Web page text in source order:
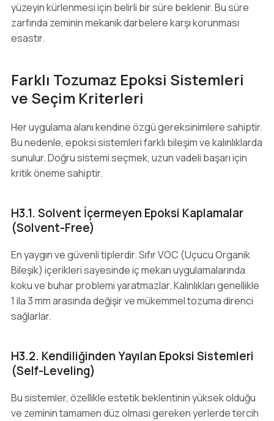
yüzeyin kürlenmesi için belirli bir süre beklenir. Bu süre
zarfında zeminin mekanik darbelere karşı korunması
esastır.
Farklı Tozumaz Epoksi Sistemleri
ve Seçim Kriterleri
Her uygulama alanı kendine özgü gereksinimlere sahiptir.
Bu nedenle, epoksi sistemleri farklı bileşim ve kalınlıklarda
sunulur. Doğru sistemi seçmek, uzun vadeli başarı için
kritik öneme sahiptir.
H3.1. Solvent İçermeyen Epoksi Kaplamalar
(Solvent-Free)
En yaygın ve güvenli tiplerdir. Sıfır VOC (Uçucu Organik
Bileşik) içerikleri sayesinde iç mekan uygulamalarında
koku ve buhar problemi yaratmazlar. Kalınlıkları genellikle
1 ila 3 mm arasında değişir ve mükemmel tozuma direnci
sağlarlar.
H3.2. Kendiliğinden Yayılan Epoksi Sistemleri
(Self-Leveling)
Bu sistemler, özellikle estetik beklentinin yüksek olduğu
ve zeminin tamamen düz olması gereken yerlerde tercih